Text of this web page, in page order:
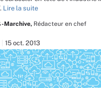
Lire la suite
Marchive, Rédacteur en chef
15 oct. 2013